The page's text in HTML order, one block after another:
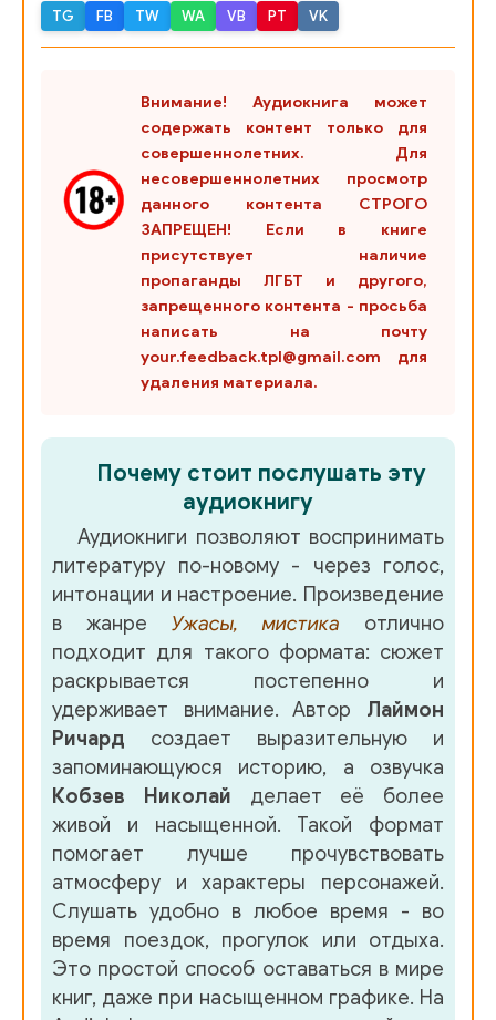
Цирк 025
Цирк 028
Цирк 029
Цирк 031
Цирк 032
Цирк 033
Цирк 038
Цирк 039
Цирк 040
TG FB TW WA VB PT VK
Внимание! Аудиокнига может
содержать контент только для
совершеннолетних. Для
несовершеннолетних просмотр
данного контента СТРОГО
ЗАПРЕЩЕН! Если в книге
присутствует наличие
пропаганды ЛГБТ и другого,
запрещенного контента - просьба
написать на почту
your.feedback.tpl@gmail.com для
удаления материала.
Почему стоит послушать эту
аудиокнигу
Аудиокниги позволяют воспринимать
литературу по-новому - через голос,
интонации и настроение. Произведение
в жанре Ужасы, мистика отлично
подходит для такого формата: сюжет
раскрывается постепенно и
удерживает внимание. Автор Лаймон
Ричард создает выразительную и
запоминающуюся историю, а озвучка
Кобзев Николай делает её более
живой и насыщенной. Такой формат
помогает лучше прочувствовать
атмосферу и характеры персонажей.
Слушать удобно в любое время - во
время поездок, прогулок или отдыха.
Это простой способ оставаться в мире
книг, даже при насыщенном графике. На